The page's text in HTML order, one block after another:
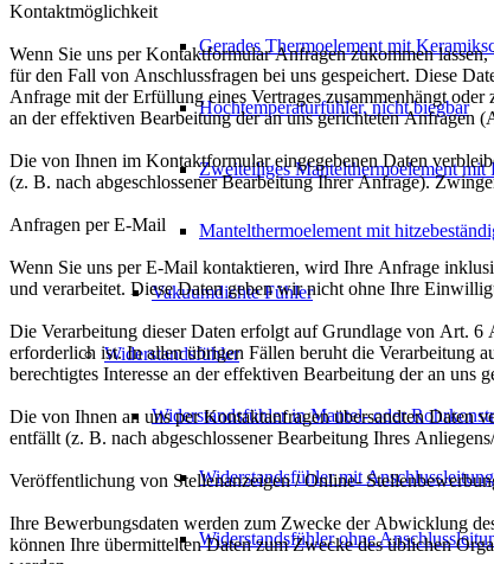
Gerades Thermoelement mit
Hochtemperaturfühler, nicht biegbar
Zweiteiliges Mantelthermoelement mit
Mantelthermoelement mit
Vakuumdichte Fühler
Widerstandsfühler
Widerstandsfühler in Mantel- oder
Widerstandsfühler mit Anschlussleitung
Widerstandsfühler ohne
Kontaktmöglichkeit
Wenn Sie uns per Kontaktformular Anfragen zukommen
für den Fall von Anschlussfragen bei uns gespeichert. Diese
Anfrage mit der Erfüllung eines Vertrages zusammenhängt
an der effektiven Bearbeitung der an uns gerichteten
Die von Ihnen im Kontaktformular eingegebenen Daten
(z. B. nach abgeschlossener Bearbeitung Ihrer Anfrage).
Anfragen per E-Mail
Wenn Sie uns per E-Mail kontaktieren, wird Ihre Anfrage
und verarbeitet. Diese Daten geben wir nicht ohne Ihre
Die Verarbeitung dieser Daten erfolgt auf Grundlage von Art.
erforderlich ist. In allen übrigen Fällen beruht die
berechtigtes Interesse an der effektiven Bearbeitung der an uns
Die von Ihnen an uns per Kontaktanfragen übersandten Daten
entfällt (z. B. nach abgeschlossener Bearbeitung Ihres
Veröffentlichung von Stellenanzeigen / Online-
Ihre Bewerbungsdaten werden zum Zwecke der Abwicklung
können Ihre übermittelten Daten zum Zwecke des üblichen